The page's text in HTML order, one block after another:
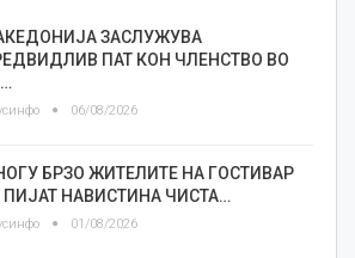
ЗАСЛУЖУВА
ПАТ КОН ЧЛЕНСТВО ВО
06/08/2026
БРЗО ЖИТЕЛИТЕ НА ГОСТИВАР
ПИЈАТ НАВИСТИНА ЧИСТА…
01/08/2026